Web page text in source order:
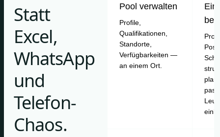
Statt
Excel,
WhatsApp
und
Telefon-
Chaos.
Pool verwalten
Profile,
Qualifikationen,
Standorte,
Verfügbarkeiten —
an einem Ort.